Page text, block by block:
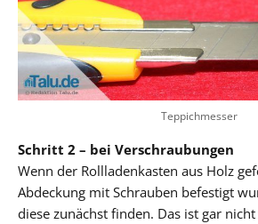
Teppichmesser
Schritt 2 – bei Verschraubungen
Wenn der Rollladenkasten aus Holz
Abdeckung mit Schrauben befestigt
diese zunächst finden. Das ist gar